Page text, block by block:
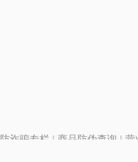
防诈骗专栏 | 商品防伪查询 | 营